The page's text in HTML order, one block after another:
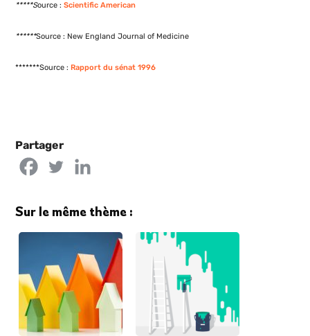
*****Source :Scientific American
******Source : New England Journal of Medicine
*******Source :Rapport du sénat 1996
Partager
Sur le même thème :